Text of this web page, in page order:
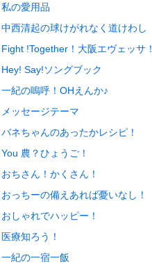
私の愛用品
中西清起の球けがれなく道けわし
Fight !Together！大阪エヴェッサ！
Hey! Say!ソングブック
一紀の嗚呼！OHえんか♪
メッセージテーマ
バネちゃんのあったかレシピ！
You 農？ひょうご！
おちさん！かくさん！
おっちーの備えあれば憂いなし！
おしゃれでハッピー！
医療知ろう！
一紀の一宿一飯